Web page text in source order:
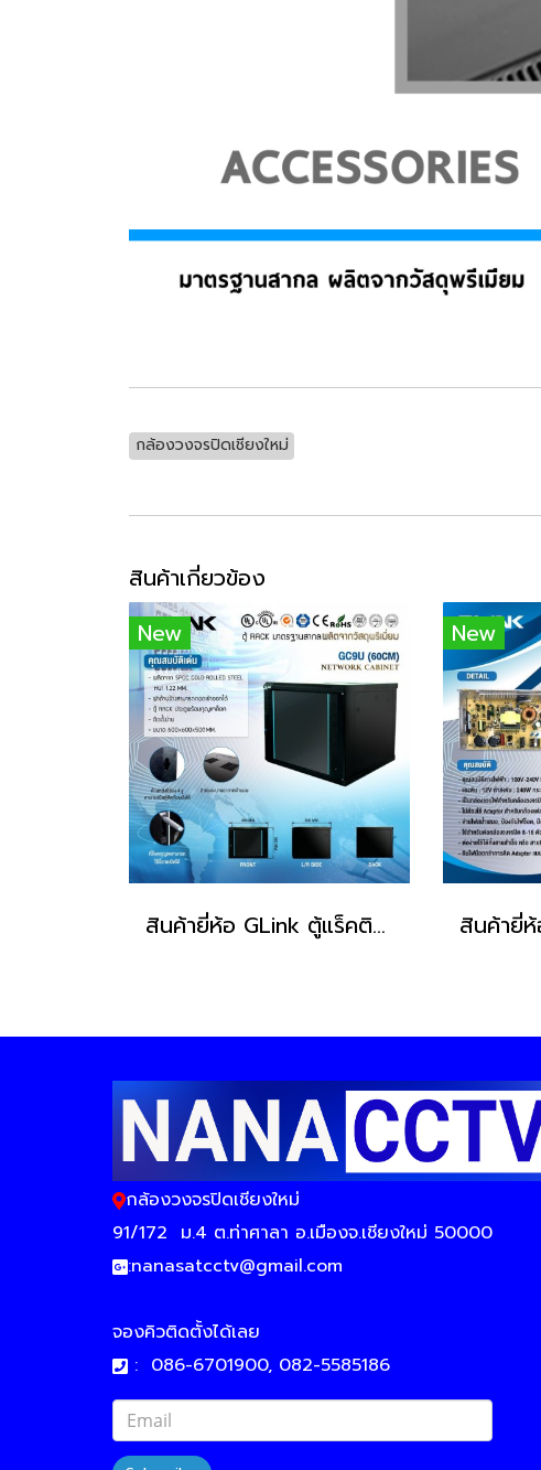
กล้องวงจรปิดเชียงใหม่
สินค้าเกี่ยวข้อง
New
สินค้ายี่ห้อ GLink ตู้แร็คติดผนัง รุ่น GC9U (ขนาด 60x60x50 cm)
New
กล้องวงจรปิดเชียงใหม่
91/172 ม.4 ต.ท่าศาลา อ.เมืองจ.เชียงใหม่ 50000
:nanasatcctv@gmail.com
จองคิวติดตั้งได้เลย
: 086-6701900, 082-5585186